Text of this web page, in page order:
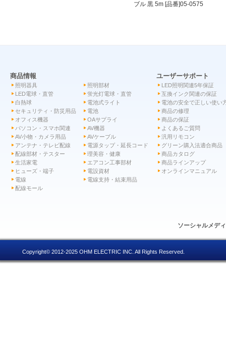
ブル 黒 5m [品番]05-0575
商品情報
照明器具
照明部材
LED電球・直管
蛍光灯電球・直管
白熱球
電池式ライト
セキュリティ・防災用品
電池
オフィス機器
OAサプライ
パソコン・スマホ関連
AV機器
AV小物・カメラ用品
AVケーブル
アンテナ・テレビ配線
電源タップ・延長コード
配線部材・テスター
理美容・健康
生活家電
エアコン工事部材
ヒューズ・端子
電設資材
電線
電線支持・結束用品
配線モール
ユーザーサポート
LED照明関連5年保証
互換インク関連の保証
電池の安全で正しい使い
商品の修理
商品の保証
よくあるご質問
汎用リモコン
グリーン購入法適合商品
商品カタログ
商品ラインアップ
オンラインマニュアル
ソーシャルメデ
Copyright© 2012-2025 OHM ELECTRIC INC. All Rights Reserved.